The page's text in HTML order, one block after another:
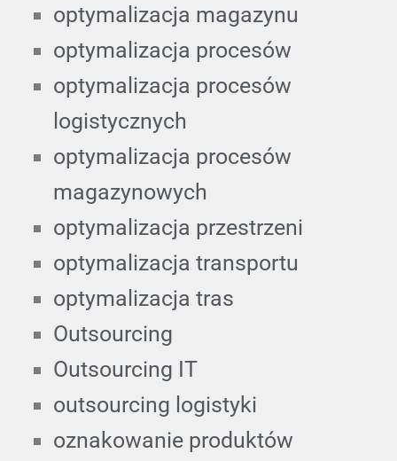
optymalizacja magazynu
optymalizacja procesów
optymalizacja procesów
logistycznych
optymalizacja procesów
magazynowych
optymalizacja przestrzeni
optymalizacja transportu
optymalizacja tras
Outsourcing
Outsourcing IT
outsourcing logistyki
oznakowanie produktów